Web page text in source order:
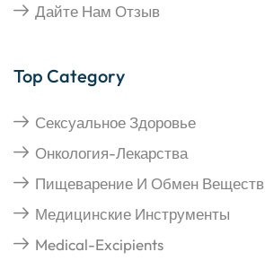
Дайте Нам Отзыв
Top Category
Сексуальное Здоровье
Онкология-Лекарства
Пищеварение И Обмен Веществ
Медицинские Инструменты
Medical-Excipients